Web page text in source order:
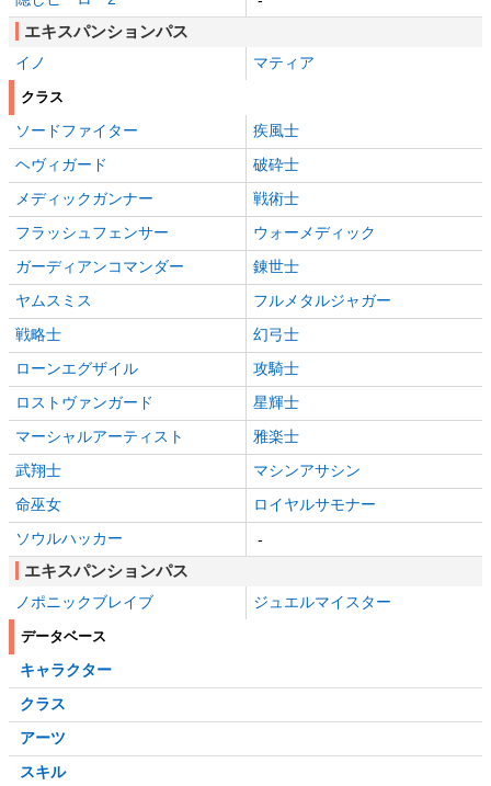
エキスパンションパス
イノ マティア
クラス
ソードファイター
疾風士
ヘヴィガード
破砕士
メディックガンナー
戦術士
フラッシュフェンサー
ウォーメディック
ガーディアンコマンダー
錬世士
ヤムスミス
フルメタルジャガー
戦略士
幻弓士
ローンエグザイル
攻騎士
ロストヴァンガード
星輝士
マーシャルアーティスト
雅楽士
武翔士
マシンアサシン
命巫女
ロイヤルサモナー
ソウルハッカー
-
エキスパンションパス
ノポニックブレイブ ジュエルマイスター
データベース
キャラクター
クラス
アーツ
スキル